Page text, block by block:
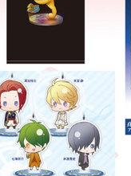
ライブ/イベント